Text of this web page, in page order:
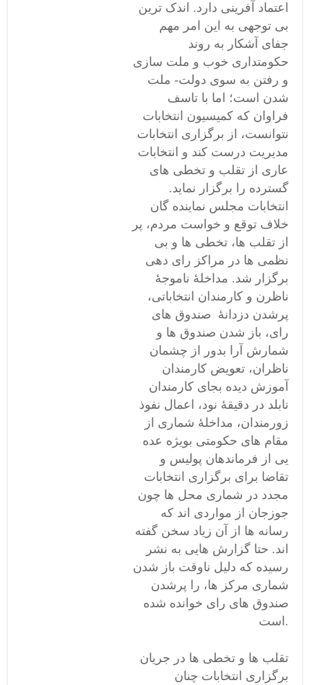
اعتماد آفرینی دارد. اندک ترین
بی توجهی به این امر مهم
جفای آشکار به روند
حکومتداری خوب و ملت سازی
و رفتن به سوی دولت- ملت
شدن است؛ اما با تاسف
فراوان که کمیسیون انتخابات
نتوانست، از برگزاری انتخابات
مدیریت درست کند و انتخابات
عاری از تقلب و تخطی های
گسترده را برگزار نماید.
انتخابات مجلس نماینده گان
خلاف توقع و خواست مردم، پر
از تقلب ها، تخطی ها و بی
نظمی ها در مراکز رای دهی
برگزار شد. مداخلۀ ناموجۀ
ناظرن و کارمندان انتخاباتی،
پرشدن دزدانۀ صندوق های
رای، باز شدن صندوق ها و
شمارش آرا بدور از چشمان
ناظران، تعویض کارمندان
آموزش دیده بجای کارمندان
نابلد در دقیقۀ نود، اعمال نفوذ
زورمندان، مداخلۀ شماری از
مقام های حکومتی بویژه عده
یی از فرماندهان پولیس و
تقاضا برای برگزاری انتخابات
مجدد در شماری محل ها چون
جوزجان از مواردی اند که
رسانه ها از آن زیاد سخن گفته
اند. حتا گزارش هایی به نشر
رسیده که دلیل ناوقت باز شدن
شماری مرکز ها، را پرشدن
صندوق های رای خوانده شده
است.
تقلب ها و تخطی ها در جریان
برگزاری انتخابات چنان